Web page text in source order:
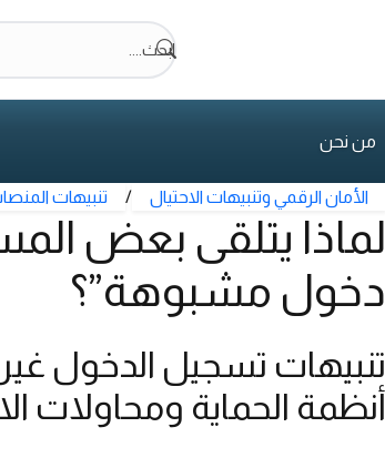
ابحث....
من نحن
الأمان الرقمي وتنبيهات الاحتيال / تنبيهات
لماذا يتلقى بعض
دخول مشبوهة”؟
تنبيهات تسجيل الدخول
أنظمة الحماية ومحاولات